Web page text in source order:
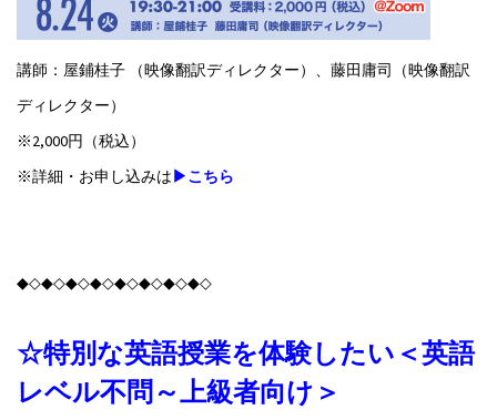
講師：屋鋪桂子 （映像翻訳ディレクター）、藤田庸司（映像翻訳
ディレクター）
※2,000円（税込）
※詳細・お申し込みは▶こちら
◆◇◆◇◆◇◆◇◆◇◆◇◆◇◆◇
☆特別な英語授業を体験したい＜英語
レベル不問～上級者向け＞